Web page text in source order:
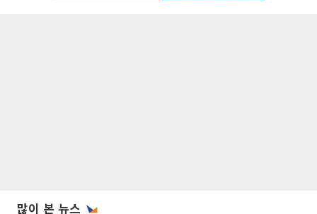
많이 본 뉴스